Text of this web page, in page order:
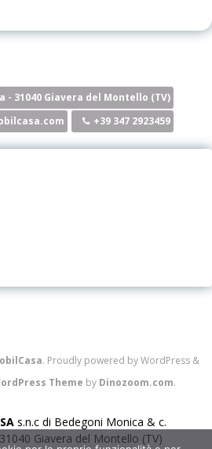
- 31040 Giavera del Montello (TV)
+39 347 2923459
. Proudly powered by WordPress &
Theme by Dinozoom.com.
s.n.c di Bedegoni Monica & c.
Giavera del Montello (TV)